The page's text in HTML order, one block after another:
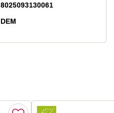
8025093130061
DEM